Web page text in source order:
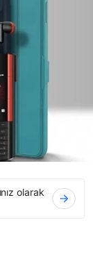
olarak